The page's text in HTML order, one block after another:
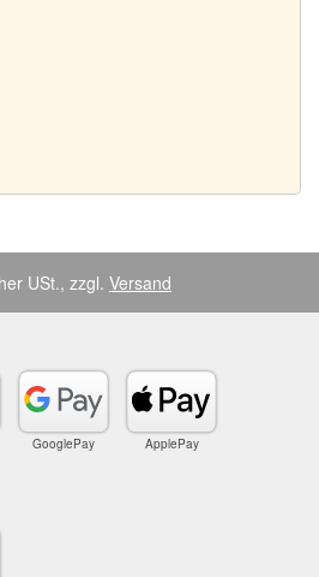
USt., zzgl. Versand
GooglePay ApplePay